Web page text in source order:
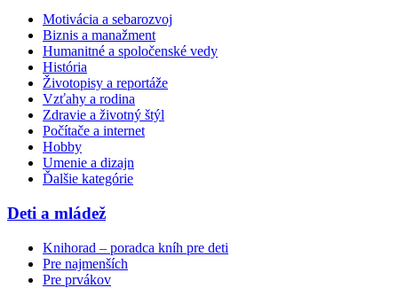
Motivácia a sebarozvoj
Biznis a manažment
Humanitné a spoločenské vedy
História
Životopisy a reportáže
Vzťahy a rodina
Zdravie a životný štýl
Počítače a internet
Hobby
Umenie a dizajn
Ďalšie kategórie
Deti a mládež
Knihorad – poradca kníh pre deti
Pre najmenších
Pre prvákov